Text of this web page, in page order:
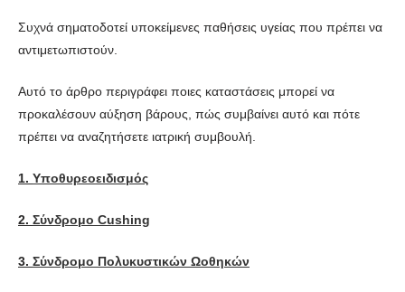
Συχνά σηματοδοτεί υποκείμενες παθήσεις υγείας που πρέπει να
αντιμετωπιστούν.
Αυτό το άρθρο περιγράφει ποιες καταστάσεις μπορεί να
προκαλέσουν αύξηση βάρους, πώς συμβαίνει αυτό και πότε
πρέπει να αναζητήσετε ιατρική συμβουλή.
1. Υποθυρεοειδισμός
2. Σύνδρομο Cushing
3. Σύνδρομο Πολυκυστικών Ωοθηκών